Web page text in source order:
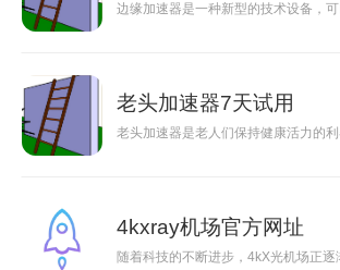
边缘加速器是一种新型的技术设备，
老头加速器7天试用
老头加速器是老人们保持健康活力的
4kxray机场官方网址
随着科技的不断进步，4kX光机场正